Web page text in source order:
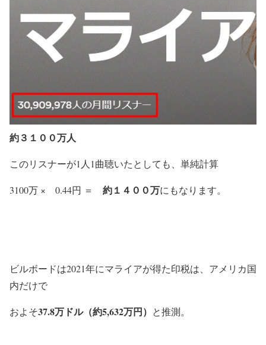
約３１００万人
このリスナーが1人1曲聴いたとしても、単純計算
3100万 × 0.44円 ＝ 約１４００万にもなります。
ビルボードは2021年にマライアが得た印税は、アメリカ国
内だけで
およそ37.8万ドル（約5,632万円） と推測。